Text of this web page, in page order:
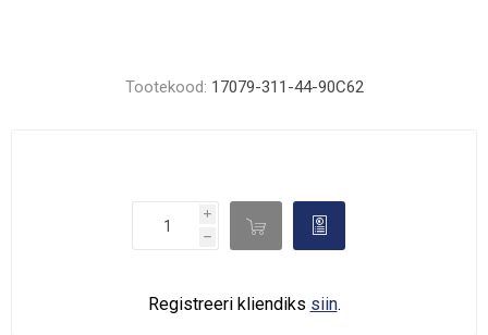
Tootekood: 17079-311-44-90C62
i
h
d 
Registreeri kliendiks siin.